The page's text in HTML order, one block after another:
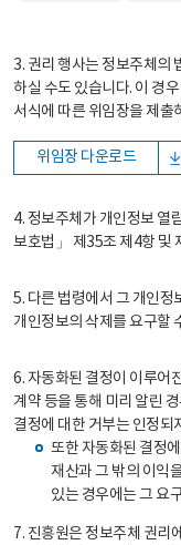
3. 권리 행사는 정보주체의
하실 수도 있습니다. 이 경
서식에 따른 위임장을 제출
위임장 다운로드
4. 정보주체가 개인정보 열
보호법」 제35조 제4항 및
5. 다른 법령에서 그 개인정
개인정보의 삭제를 요구할
6. 자동화된 결정이 이루어
계약 등을 통해 미리 알린
결정에 대한 거부는 인정되
또한 자동화된 결정
재산과 그 밖의 이익
있는 경우에는 그 요
7. 진흥원은 정보주체 권리